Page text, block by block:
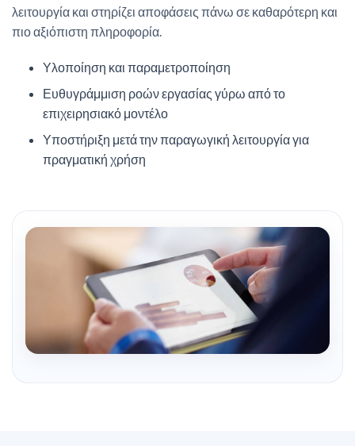
λειτουργία και στηρίζει αποφάσεις πάνω σε καθαρότερη και
πιο αξιόπιστη πληροφορία.
Υλοποίηση και παραμετροποίηση
Ευθυγράμμιση ροών εργασίας γύρω από το
επιχειρησιακό μοντέλο
Υποστήριξη μετά την παραγωγική λειτουργία για
πραγματική χρήση